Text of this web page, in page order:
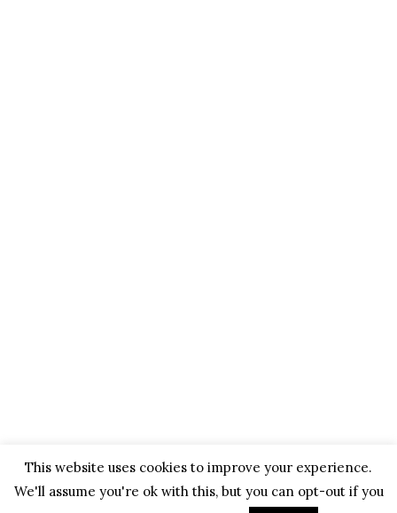
This website uses cookies to improve your experience.
We'll assume you're ok with this, but you can opt-out if you